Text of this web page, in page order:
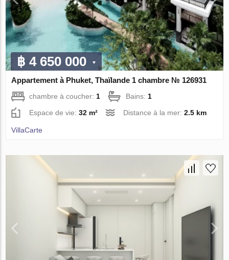
฿ 4 650 000
Appartement à Phuket, Thaïlande 1 chambre № 126931
chambre à coucher: 1 Bains: 1
Espace de vie:32 m² Distance à la mer:2.5 km
VillaСarte